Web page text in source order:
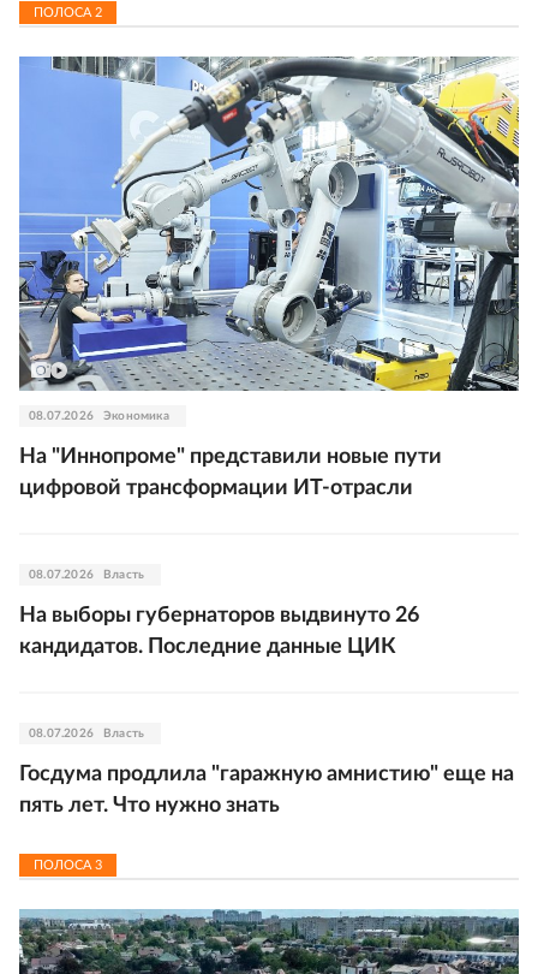
ПОЛОСА2
08.07.2026 Экономика
На "Иннопроме" представили новые пути
цифровой трансформации ИТ-отрасли
08.07.2026 Власть
На выборы губернаторов выдвинуто 26
кандидатов. Последние данные ЦИК
08.07.2026 Власть
Госдума продлила "гаражную амнистию" еще на
пять лет. Что нужно знать
ПОЛОСА 3